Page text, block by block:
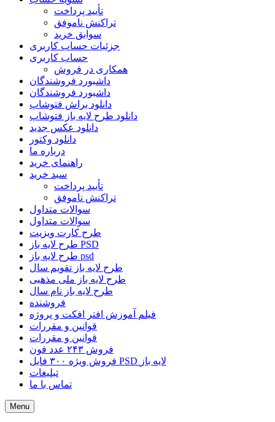
تأیید پرداخت
تراکنش ناموفق
سوابق خرید
جزئیات حساب کاربری
حساب کاربری
همکاری در فروش
داشبورد فروشندگان
داشبورد فروشندگان
دانلود براش فتوشاپ
دانلود طرح لایه باز فتوشاپ
دانلود عکس جدید
دانلود وکتور
درباره ما
راهنمای خرید
سبد خرید
تأیید پرداخت
تراکنش ناموفق
سوالات متداول
سوالات متداول
طرح کارت ویزیت
طرح لایه باز PSD
طرح لایه باز psd
طرح لایه باز تقویم سال
طرح لایه باز ملی مذهبی
طرح لایه باز نام سال
فروشنده
فیلم آموزش افتر افکت و پروژه
قوانین و مقررات
قوانین و مقررات
فروش ۲۴۳ عدد فون
فروش ویژه ۳۰۰ فایل PSD لایه باز
تبلیغات
تماس با ما
Menu